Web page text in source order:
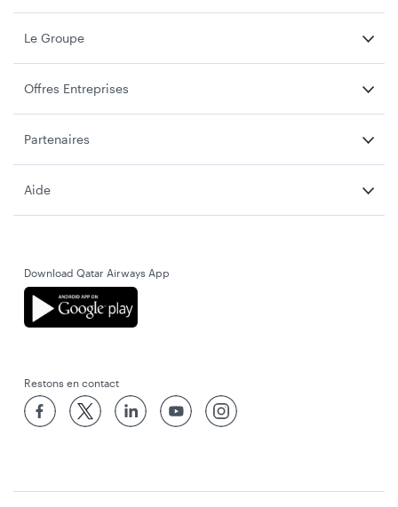
Le Groupe
Offres Entreprises
Partenaires
Aide
Download Qatar Airways App
Restons en contact